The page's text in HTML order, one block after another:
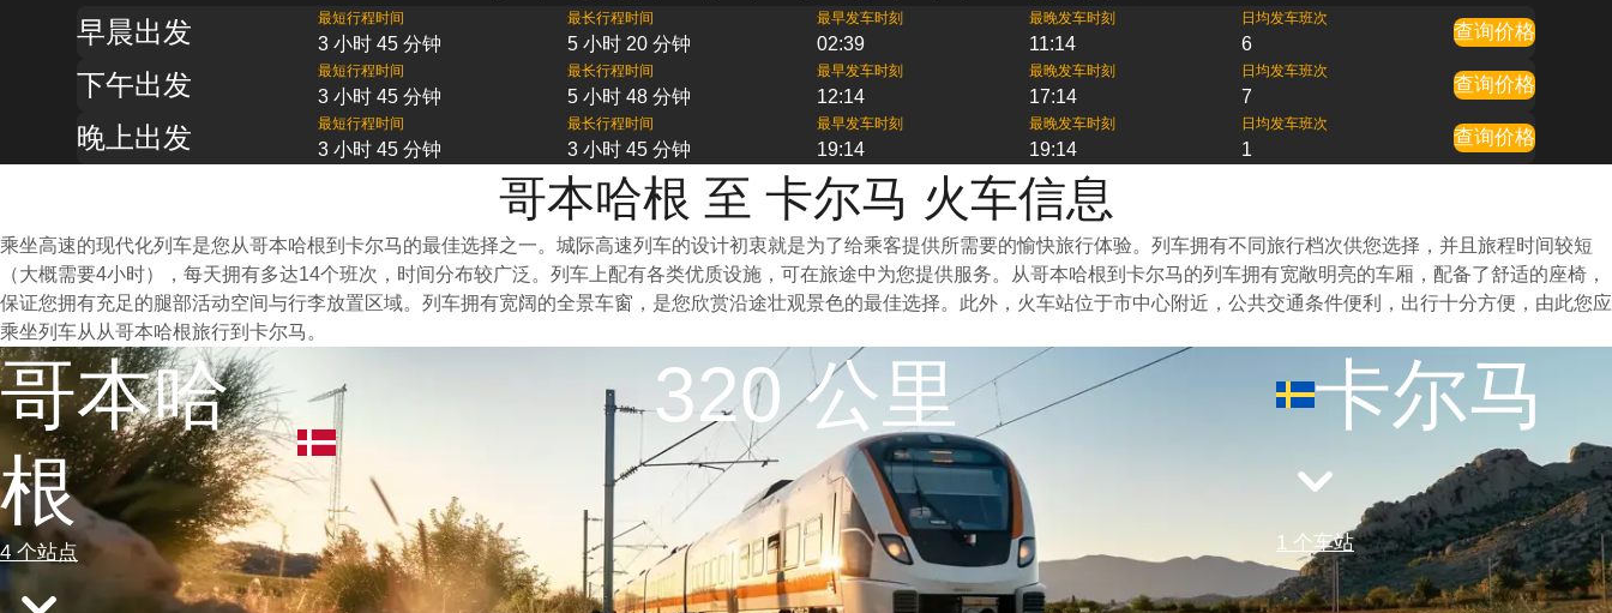
早晨出发 最短行程时间
3 小时 45 分钟
最长行程时间
5 小时 20 分钟
最早发车时刻
02:39
最晚发车时刻
11:14
日均发车班次
6
查询价格
下午出发 最短行程时间
3 小时 45 分钟
最长行程时间
5 小时 48 分钟
最早发车时刻
12:14
最晚发车时刻
17:14
日均发车班次
7
查询价格
晚上出发 最短行程时间
3 小时 45 分钟
最长行程时间
3 小时 45 分钟
最早发车时刻
19:14
最晚发车时刻
19:14
日均发车班次
1
查询价格
哥本哈根 至 卡尔马 火车信息
乘坐高速的现代化列车是您从哥本哈根到卡尔马的最佳选择之一。城际高速列车的设计初衷就是为了给乘客提供所需要的愉快旅行体验。列车拥有不同旅行档次供您选择，并且旅程时间较短
（大概需要4小时），每天拥有多达14个班次，时间分布较广泛。列车上配有各类优质设施，可在旅途中为您提供服务。从哥本哈根到卡尔马的列车拥有宽敞明亮的车厢，配备了舒适的座椅，
保证您拥有充足的腿部活动空间与行李放置区域。列车拥有宽阔的全景车窗，是您欣赏沿途壮观景色的最佳选择。此外，火车站位于市中心附近，公共交通条件便利，出行十分方便，由此您应
乘坐列车从从哥本哈根旅行到卡尔马。
哥本哈
根
4 个站点
320 公里 卡尔马
1 个车站